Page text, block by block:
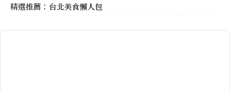
精選推薦： 台北美食懶人包